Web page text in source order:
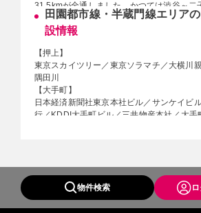
31.5kmが全通しました。かつては渋谷～二
「新玉川線」として、渋谷から都心方面は
（現：東京メトロ）が半蔵門線として建設
都市線としました。また2003年3月19日か
営団（現：東京メトロ）半蔵門線・東武伊
互直通運転が開始され、全長約100kmとな
クが誕生しました。列車編成は、急行・準
に、大型20m車10両で、最新鋭車両の
す（1）。また、2005年5月9日、東急の路
が女性専用車となります。この設定は半蔵
実施され、9時30分になった時点で取り扱い
す。しかし、ダイヤ乱れなど不測の事態が
田園都市線・半蔵門線エリアの
設情報
【押上】
東京スカイツリー／東京ソラマチ／大横川
隅田川
【大手町】
日本経済新聞社東京本社ビル／サンケイビ
行／KDDI大手町ビル／三井物産本社／大手
【三越前】
三越 日本橋本店／COREDO室町／三井本
ウム美術館
物件検索 ロ